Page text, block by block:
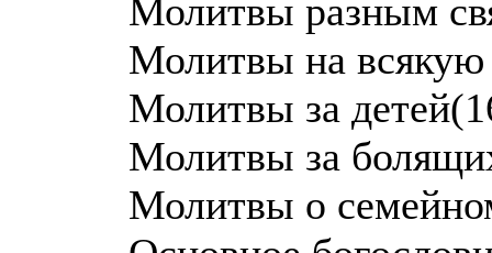
Молитвы разным
Молитвы на всякую
Молитвы за
Молитвы за
Молитвы о